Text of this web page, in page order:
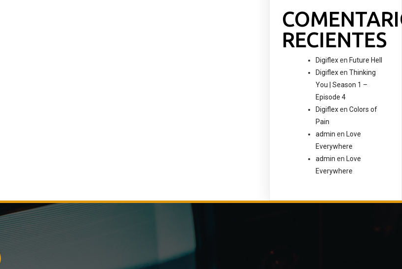
RECIENTES
Digiflexen Future Hell
DigiflexenThinking
You | Season 1 –
Episode 4
DigiflexenColors of
Pain
admin en Love
Everywhere
admin en Love
Everywhere